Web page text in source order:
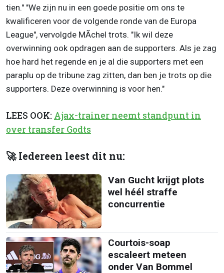
tien." "We zijn nu in een goede positie om ons te
kwalificeren voor de volgende ronde van de Europa
League", vervolgde MÃ­chel trots. "Ik wil deze
overwinning ook opdragen aan de supporters. Als je zag
hoe hard het regende en je al die supporters met een
paraplu op de tribune zag zitten, dan ben je trots op die
supporters. Deze overwinning is voor hen."
LEES OOK: Ajax-trainer neemt standpunt in
over transfer Godts
🚀 Iedereen leest dit nu:
Van Gucht krijgt plots
wel héél straffe
concurrentie
Courtois-soap
escaleert meteen
onder Van Bommel